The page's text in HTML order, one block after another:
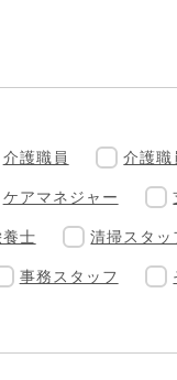
介護職員 介護職
ケアマネジャー
士 清掃スタッ
事務スタッフ